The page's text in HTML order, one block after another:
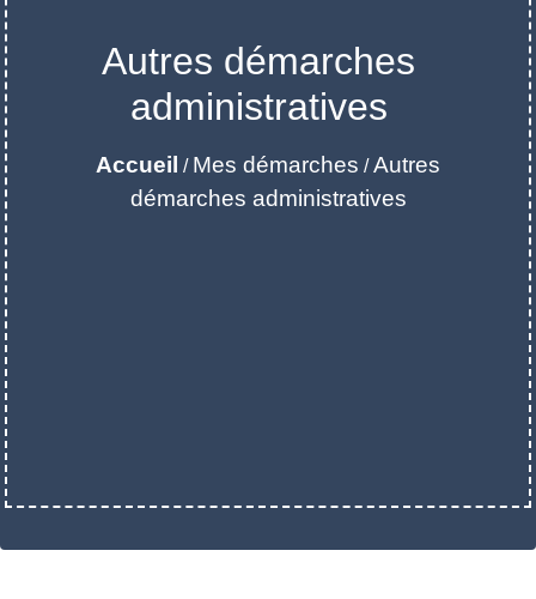
Autres démarches
administratives
Accueil / Mes démarches /Autres
démarches administratives